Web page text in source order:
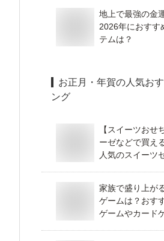
地上で最強の金
2026年におすす
テムは？
お正月・年賀の人気お
ング
【スイーツおせ
ーゼなどで買え
人気のスイーツ
家族で盛り上が
ゲームは？おす
ゲームやカード